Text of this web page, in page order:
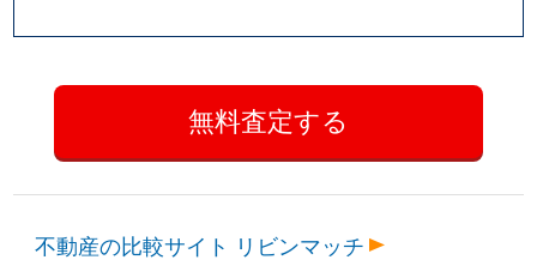
不動産の比較サイト リビンマッチ